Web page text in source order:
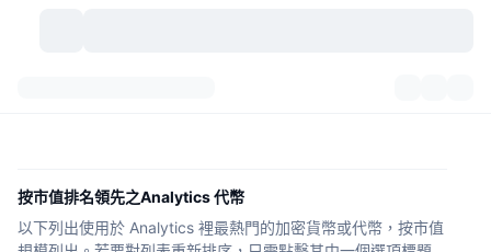
類別
市場綜覽
信號 New
交易所
按市值排名領先之Analytics 代幣
以下列出使用於 Analytics 裡最熱門的加密貨幣或代幣，按市值